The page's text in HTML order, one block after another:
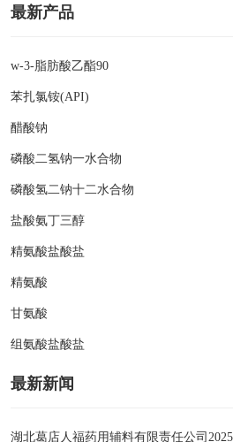
最新产品
w-3-脂肪酸乙酯90
苯扎氯铵(API)
醋酸钠
磷酸二氢钠一水合物
磷酸氢二钠十二水合物
盐酸氨丁三醇
精氨酸盐酸盐
精氨酸
甘氨酸
组氨酸盐酸盐
最新新闻
湖北葛店人福药用辅料有限责任公司